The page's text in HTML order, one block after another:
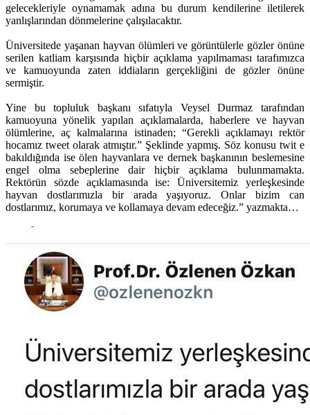
gelecekleriyle oynamamak adına bu durum kendilerine iletilerek
yanlışlarından dönmelerine çalışılacaktır.
Üniversitede yaşanan hayvan ölümleri ve görüntülerle gözler önüne
serilen katliam karşısında hiçbir açıklama yapılmaması tarafımızca
ve kamuoyunda zaten iddiaların gerçekliğini de gözler önüne
sermiştir.
Yine bu topluluk başkanı sıfatıyla Veysel Durmaz tarafından
kamuoyuna yönelik yapılan açıklamalarda, haberlere ve hayvan
ölümlerine, aç kalmalarına istinaden; “Gerekli açıklamayı rektör
hocamız tweet olarak atmıştır.” Şeklinde yapmış. Söz konusu twit e
bakıldığında ise ölen hayvanlara ve dernek başkanının beslemesine
engel olma sebeplerine dair hiçbir açıklama bulunmamakta.
Rektörün sözde açıklamasında ise: Üniversitemiz yerleşkesinde
hayvan dostlarımızla bir arada yaşıyoruz. Onlar bizim can
dostlarımız, korumaya ve kollamaya devam edeceğiz.” yazmakta…